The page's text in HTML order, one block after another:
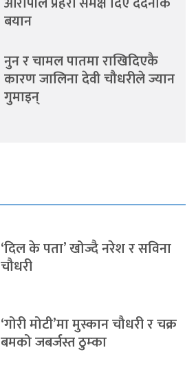
बयान
नुन र चामल पातमा राखिदिएकै
कारण जालिना देवी चौधरीले ज्यान
गुमाइन्
‘दिल के पता’ खोज्दै नरेश र सविना
चौधरी
‘गोरी मोटी’मा मुस्कान चौधरी र चक्र
बमको जबर्जस्त ठुम्का